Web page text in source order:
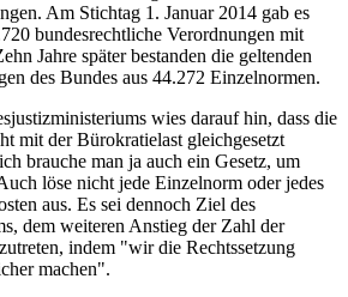
Am Stichtag 1. Januar 2014 gab es
bundesrechtliche Verordnungen mit
Jahre später bestanden die geltenden
des Bundes aus 44.272 Einzelnormen.
wies darauf hin, dass die
mit der Bürokratielast gleichgesetzt
brauche man ja auch ein Gesetz, um
löse nicht jede Einzelnorm oder jedes
aus. Es sei dennoch Ziel des
dem weiteren Anstieg der Zahl der
indem "wir die Rechtssetzung
machen".